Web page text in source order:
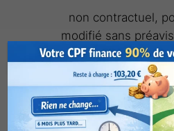
non contractuel,
modifié sans
d’évolution et
Mettre en forme